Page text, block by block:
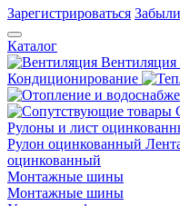
Зарегистрироваться
Каталог
Вентиляция
Кондиционирование
Рулоны и лист
Рулон оцинкованный
оцинкованный
Монтажные шины
Монтажные шины